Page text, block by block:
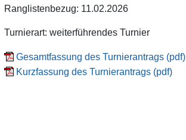
Ranglistenbezug: 11.02.2026
Turnierart: weiterführendes Turnier
Gesamtfassung des Turnierantrags (pdf)
Kurzfassung des Turnierantrags (pdf)